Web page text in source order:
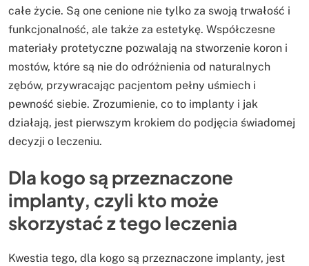
całe życie. Są one cenione nie tylko za swoją trwałość i
funkcjonalność, ale także za estetykę. Współczesne
materiały protetyczne pozwalają na stworzenie koron i
mostów, które są nie do odróżnienia od naturalnych
zębów, przywracając pacjentom pełny uśmiech i
pewność siebie. Zrozumienie, co to implanty i jak
działają, jest pierwszym krokiem do podjęcia świadomej
decyzji o leczeniu.
Dla kogo są przeznaczone
implanty, czyli kto może
skorzystać z tego leczenia
Kwestia tego, dla kogo są przeznaczone implanty, jest